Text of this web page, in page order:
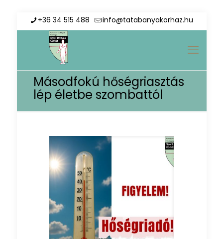
+36 34 515 488 info@tatabanyakorhaz.hu
Másodfokú hőségriasztás
lép életbe szombattól